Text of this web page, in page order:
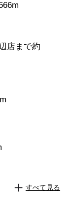
店まで約
すべて見る